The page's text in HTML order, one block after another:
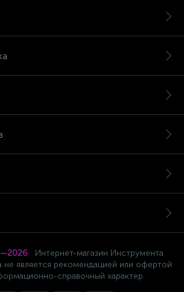
Интернет-магазин Инструмента
является рекомендацией или офертой
справочный характер.